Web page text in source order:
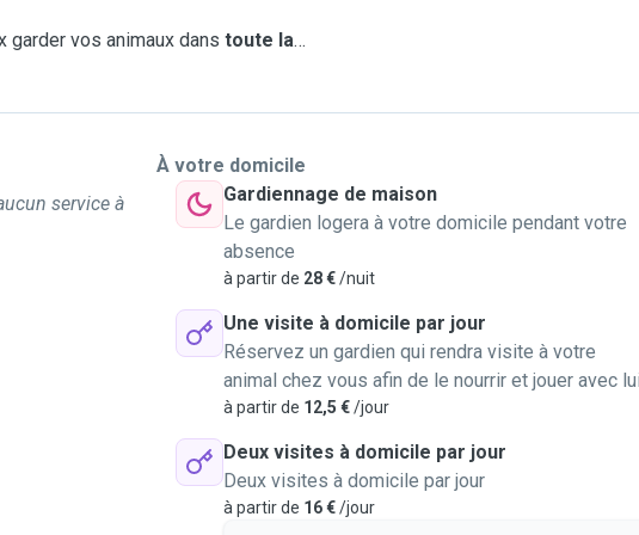
vos animaux dans toute la
service à
À votre domicile
Gardiennage de maison
Le gardien logera à votre domicile pendant votre
absence
à partir de 28 €/nuit
Une visite à domicile par jour
Réservez un gardien qui rendra visite à votre
animal chez vous afin de le nourrir et jouer avec
à partir de 12,5 €/jour
Deux visites à domicile par jour
Deux visites à domicile par jour
à partir de 16 €/jour